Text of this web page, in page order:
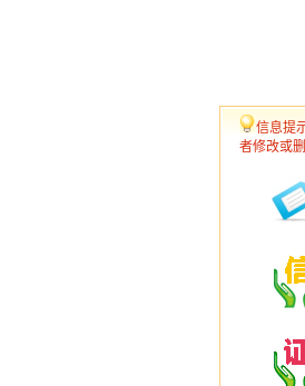
信息提
者修改或删